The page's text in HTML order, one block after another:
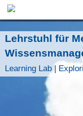
Lehrstuhl für
Learning Lab |